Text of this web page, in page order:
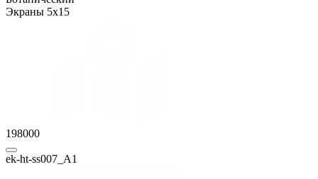
Экраны 5x15
198000
ek-ht-ss007_А1